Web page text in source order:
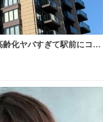
化ヤバすぎて駅前にコン
ませる考えらしい 病院も